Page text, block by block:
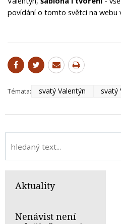
povídání o tomto světci na webu
Témata: svatý Valentýn svatý
Aktuality
Nenávist není